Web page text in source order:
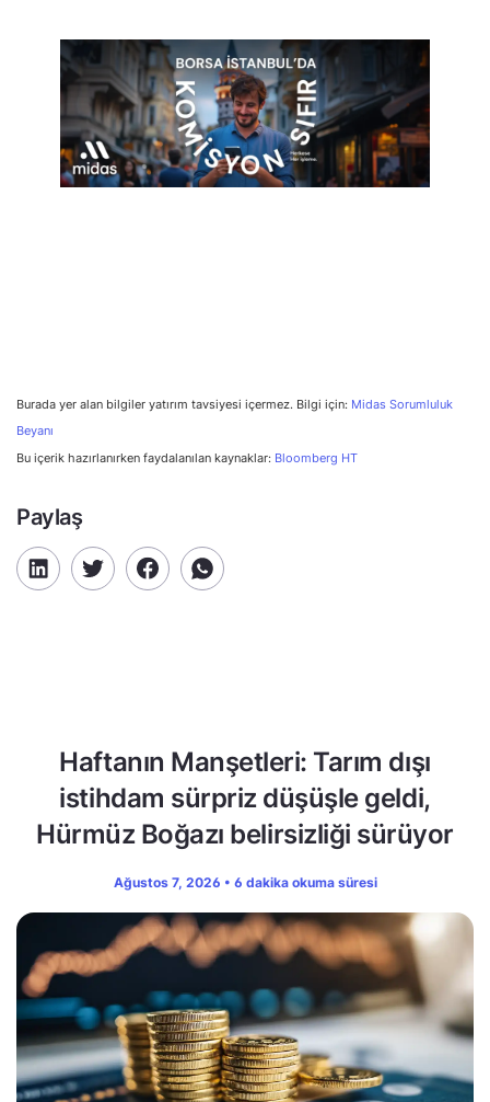
Burada yer alan bilgiler yatırım tavsiyesi içermez. Bilgi için: Midas Sorumluluk
Beyanı
Bu içerik hazırlanırken faydalanılan kaynaklar: Bloomberg HT
Paylaş
Haftanın Manşetleri: Tarım dışı
istihdam sürpriz düşüşle geldi,
Hürmüz Boğazı belirsizliği sürüyor
Ağustos 7, 2026 • 6 dakika okuma süresi